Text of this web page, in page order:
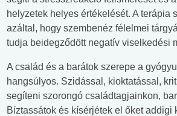
helyzetek helyes értékelését. A terápia
azáltal, hogy szembenéz félelmei
tudja beidegződött negatív viselkedési
A család és a barátok szerepe a
hangsúlyos. Szidással, kioktatással,
segíteni szorongó családtagjainkon,
Bíztassátok és kísérjétek el őket addigi